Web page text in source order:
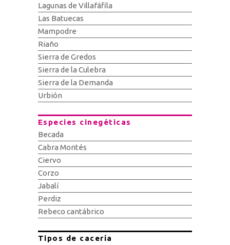
Lagunas de Villafáfila
Las Batuecas
Mampodre
Riaño
Sierra de Gredos
Sierra de la Culebra
Sierra de la Demanda
Urbión
Especies cinegéticas
Becada
Cabra Montés
Ciervo
Corzo
Jabalí
Perdiz
Rebeco cantábrico
Tipos de cacería